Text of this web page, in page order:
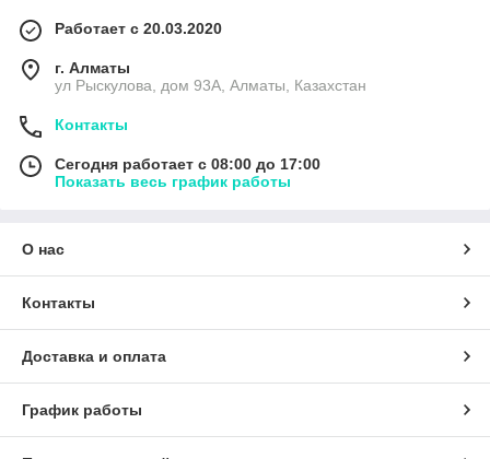
Работает с 20.03.2020
г. Алматы
ул Рыскулова, дом 93А, Алматы, Казахстан
Контакты
Сегодня работает с 08:00 до 17:00
Показать весь график работы
О нас
Контакты
Доставка и оплата
График работы